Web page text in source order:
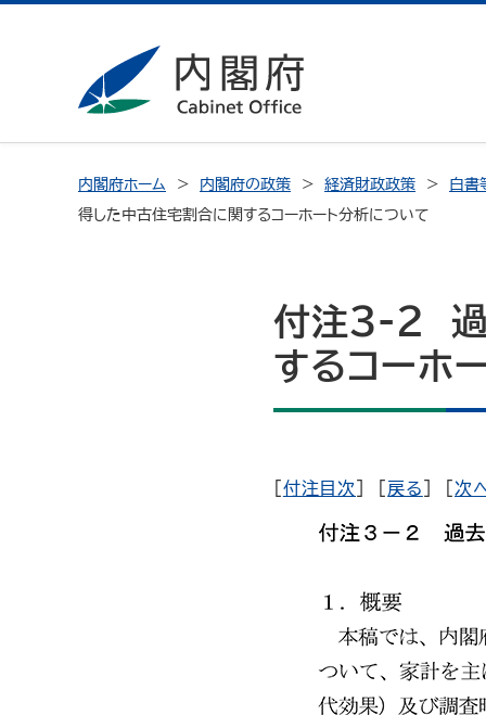
内閣府ホーム 内閣府の政策 経済財政政策
白書
得した中古住宅割合に関するコーホート分析について
付注3-2 過
するコーホ
付注目次 戻る ] [次